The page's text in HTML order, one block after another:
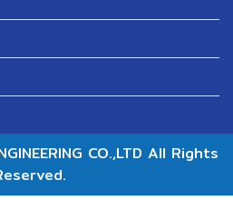
CO.,LTD All Rights